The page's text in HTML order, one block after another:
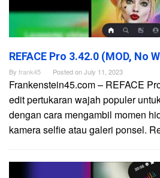
REFACE Pro 3.42.0 (MOD, No
By frank45 Posted onJuly 11, 2023
Frankenstein45.com – REFACE
edit pertukaran wajah populer
dengan cara mengambil momen
kamera selfie atau galeri ponsel.